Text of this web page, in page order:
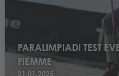
PARALIMPIADI TEST
FIEMME
21.01.2025